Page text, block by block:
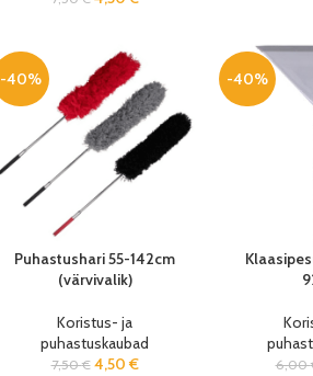
-40%
Puhastushari 55-142cm
(värvivalik)
Koristus- ja
puhastuskaubad
7,50€ 4,50 €
-40%
6,00